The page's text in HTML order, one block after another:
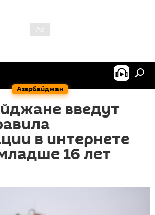
Азербайджан
введут
в интернете
16 лет